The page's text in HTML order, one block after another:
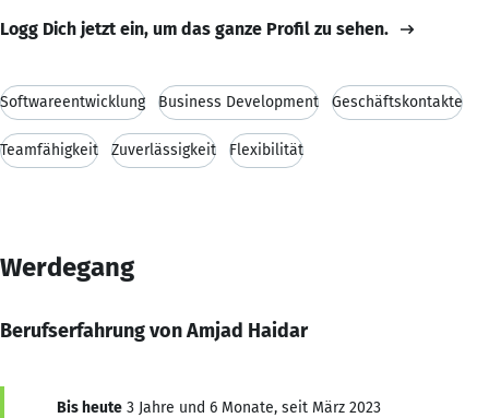
Logg Dich jetzt ein, um das ganze Profil zu sehen.
Softwareentwicklung Business Development Geschäftskontakte
Teamfähigkeit Zuverlässigkeit Flexibilität
Werdegang
Berufserfahrung von Amjad Haidar
Bis heute 3 Jahre und 6 Monate, seit März 2023